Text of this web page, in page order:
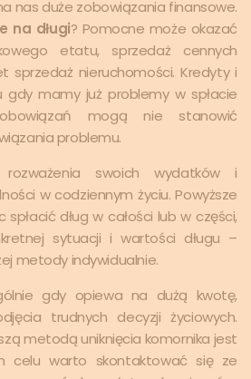
nas duże zobowiązania finansowe.
na długi? Pomocne może okazać
etatu, sprzedaż cennych
sprzedaż nieruchomości. Kredyty i
gdy mamy już problemy w spłacie
mogą nie stanowić
problemu.
swoich wydatków i
w codziennym życiu. Powyższe
dług w całości lub w części,
sytuacji i wartości długu –
metody indywidualnie.
gdy opiewa na dużą kwotę,
trudnych decyzji życiowych.
metodą uniknięcia komornika jest
celu warto skontaktować się ze